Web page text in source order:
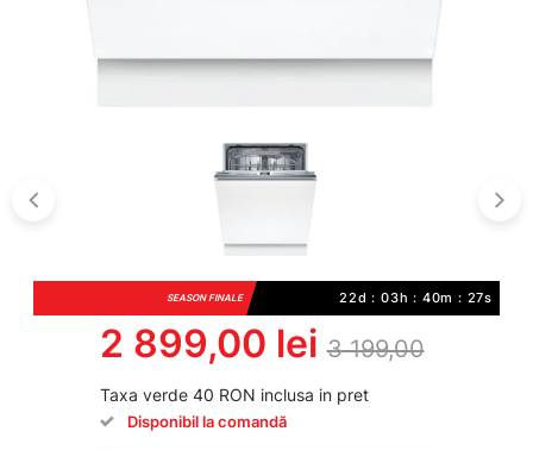
SEASON FINALE 22d : 03h : 40m : 26s
2 899,00 lei 3 199,00
Taxa verde 40 RON inclusa in pret
Disponibil la comandă